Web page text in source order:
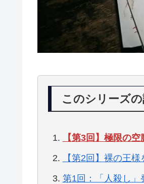
このシリーズ
【第3回】極限の
【第2回】裸の王
第1回：「人殺し」